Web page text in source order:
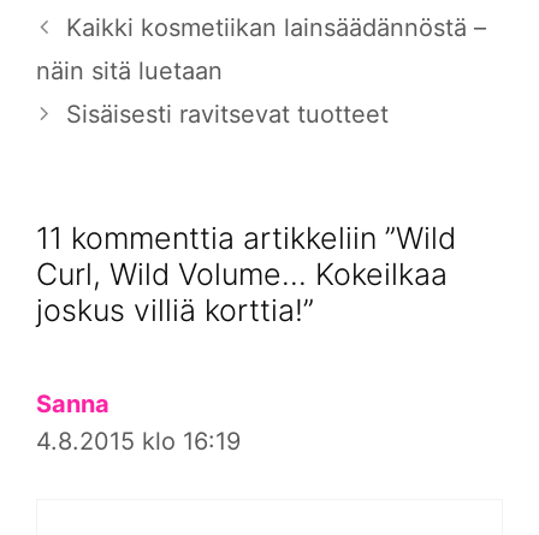
Kaikki kosmetiikan lainsäädännöstä –
näin sitä luetaan
Sisäisesti ravitsevat tuotteet
11 kommenttia artikkeliin ”Wild
Curl, Wild Volume… Kokeilkaa
joskus villiä korttia!”
Sanna
4.8.2015 klo 16:19